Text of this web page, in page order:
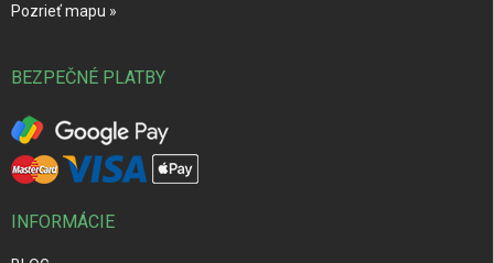
Pozrieť mapu »
BEZPEČNÉ PLATBY
INFORMÁCIE